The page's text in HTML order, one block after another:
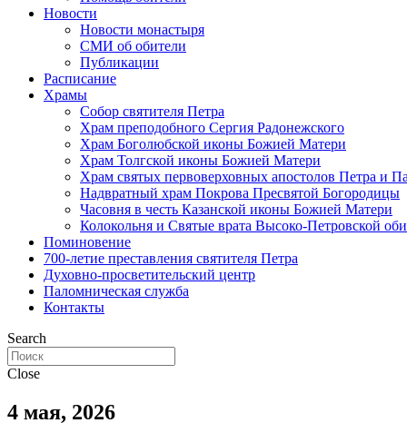
Новости
Новости монастыря
СМИ об обители
Публикации
Расписание
Храмы
Собор святителя Петра
Храм преподобного Сергия Радонежского
Храм Боголюбской иконы Божией Матери
Храм Толгской иконы Божией Матери
Храм святых первоверховных апостолов Петра и
Надвратный храм Покрова Пресвятой Богородицы
Часовня в честь Казанской иконы Божией Матери
Колокольня и Святые врата Высоко-Петровской
Поминовение
700-летие преставления святителя Петра
Духовно-просветительский центр
Паломническая служба
Контакты
Search
Close
4 мая, 2026